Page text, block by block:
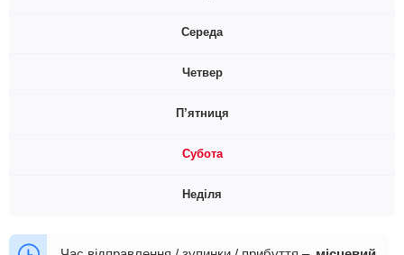
Середа
Четвер
П’ятниця
Субота
Неділя
17:30